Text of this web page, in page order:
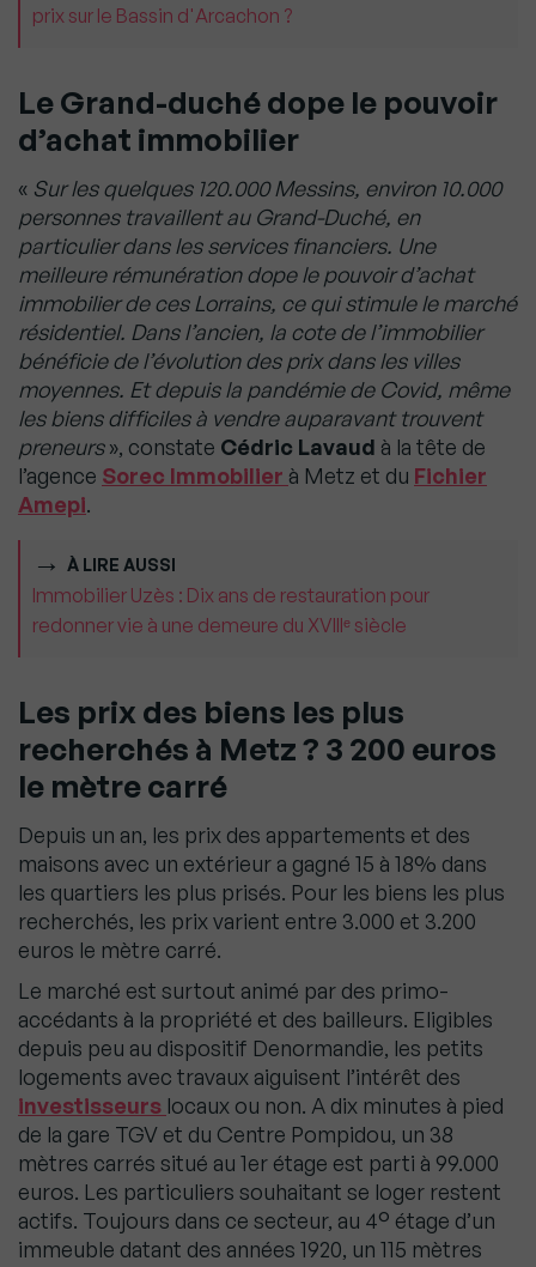
prix sur le Bassin d'Arcachon ?
Le Grand-duché dope le pouvoir
d’achat immobilier
« Sur les quelques 120.000 Messins, environ 10.000
personnes travaillent au Grand-Duché, en
particulier dans les services financiers. Une
meilleure rémunération dope le pouvoir d’achat
immobilier de ces Lorrains, ce qui stimule le marché
résidentiel. Dans l’ancien, la cote de l’immobilier
bénéficie de l’évolution des prix dans les villes
moyennes. Et depuis la pandémie de Covid, même
les biens difficiles à vendre auparavant trouvent
preneurs», constate Cédric Lavaud à la tête de
l’agence Sorec Immobilier à Metz et du Fichier
Amepi.
À LIRE AUSSI
Immobilier Uzès : Dix ans de restauration pour
redonner vie à une demeure du XVIIIᵉ siècle
Les prix des biens les plus
recherchés à Metz ? 3 200 euros
le mètre carré
Depuis un an, les prix des appartements et des
maisons avec un extérieur a gagné 15 à 18% dans
les quartiers les plus prisés. Pour les biens les plus
recherchés, les prix varient entre 3.000 et 3.200
euros le mètre carré.
Le marché est surtout animé par des primo-
accédants à la propriété et des bailleurs. Eligibles
depuis peu au dispositif Denormandie, les petits
logements avec travaux aiguisent l’intérêt des
investisseurs locaux ou non. A dix minutes à pied
de la gare TGV et du Centre Pompidou, un 38
mètres carrés situé au 1er étage est parti à 99.000
euros. Les particuliers souhaitant se loger restent
actifs. Toujours dans ce secteur, au 4° étage d’un
immeuble datant des années 1920, un 115 mètres